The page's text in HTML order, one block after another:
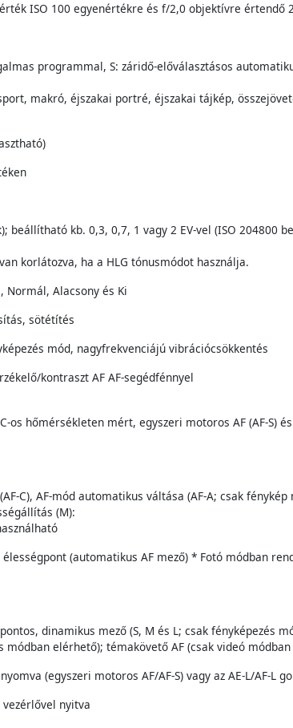
ISO 100 egyenértékre és f/2,0 objektívre értendő
programmal, S: záridő-előválasztásos
makró, éjszakai portré, éjszakai tájkép,
beállítható kb. 0,3, 0,7, 1 vagy 2 EV-vel (ISO 204800
korlátozva, ha a HLG tónusmódot használja.
Normál, Alacsony és Ki
sötétítés
mód, nagyfrekvenciájú vibrációcsökkentés
kontraszt AF AF-segédfénnyel
os hőmérsékleten mért, egyszeri motoros AF (AF-S)
C), AF-mód automatikus váltása (AF-A; csak
(M):
(automatikus AF mező) * Fotó módban
dinamikus mező (S, M és L; csak fényképezés
módban elérhető); témakövető AF (csak videó
(egyszeri motoros AF/AF-S) vagy az AE-L/AF-L
nyitva